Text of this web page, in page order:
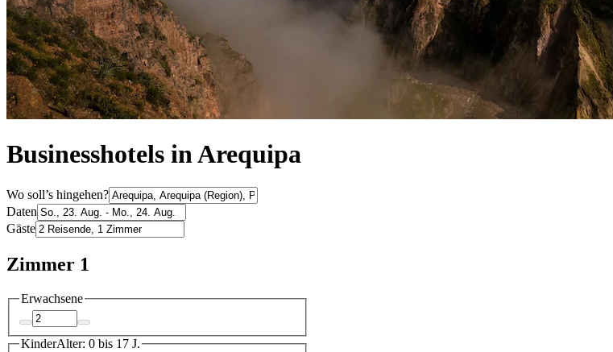
Businesshotels in Arequipa
Wo soll’s hingehen?
Daten
Gäste
Zimmer 1
Erwachsene
KinderAlter: 0 bis 17 J.